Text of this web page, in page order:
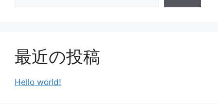
最近の投稿
Hello world!